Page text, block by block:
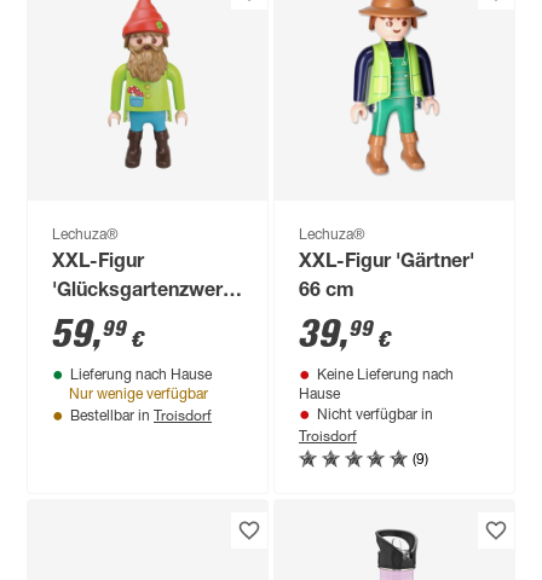
Lechuza®
XXL-Figur
'Glücksgartenzwerg'
33,4 x 68,4 x 27,5 cm
59,99 €
Lieferung nach Hause
Nur wenige verfügbar
Bestellbar in Troisdorf
Lechuza®
XXL-Figur 'Gärtner'
66 cm
39,99 €
Keine Lieferung nach
Hause
Nicht verfügbar in
Troisdorf
(9)